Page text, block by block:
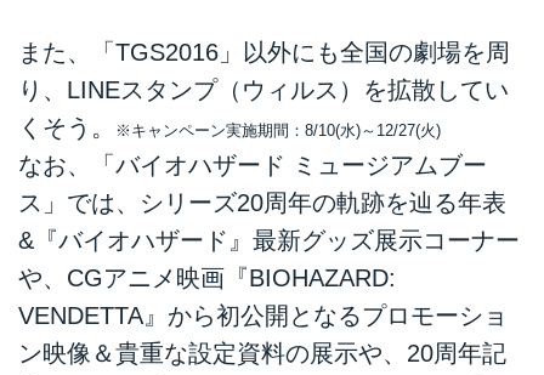
また、「TGS2016」以外にも全国の劇場を周
り、LINEスタンプ（ウィルス）を拡散してい
くそう。
※キャンペーン実施期間：8/10(水)～12/27(火)
なお、「バイオハザード ミュージアムブー
ス」では、シリーズ20周年の軌跡を辿る年表
&『バイオハザード』最新グッズ展示コーナー
や、CGアニメ映画『BIOHAZARD:
VENDETTA』から初公開となるプロモーショ
ン映像＆貴重な設定資料の展示や、20周年記